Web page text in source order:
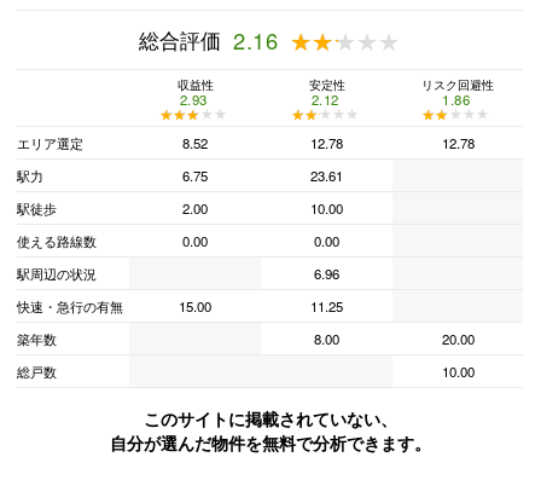
総合評価 2.16 ★★★★★
★★★★★
収益性
2.93
★★★★★
★★★★★
安定性
2.12
★★★★★
★★★★★
リスク回避性
1.86
★★★★★
★★★★★
エリア選定
8.52 12.78
12.78
駅力
6.75
23.61
駅徒歩
2.00
10.00
使える路線数
0.00
0.00
駅周辺の状況
6.96
快速・急行の有無
15.00
11.25
築年数
8.00
20.00
総戸数
10.00
このサイトに掲載されていない、
自分が選んだ物件を無料で分析できます。